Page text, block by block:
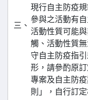
三、
現行自主防疫
參與之活動有
活動性質可能
觸、活動性質
守自主防疫指
形，請參酌原
專案及自主防
則」，自行訂